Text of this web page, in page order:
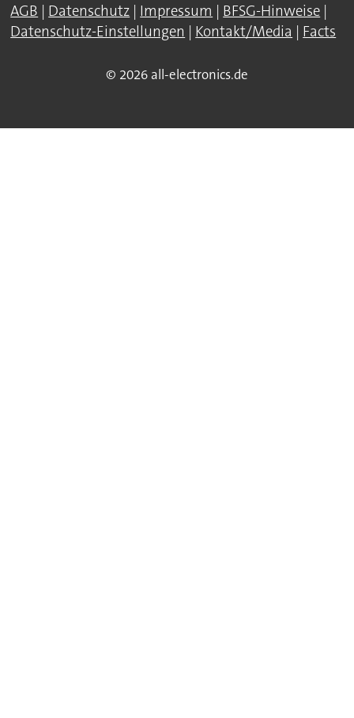
AGB | Datenschutz | Impressum | BFSG-Hinweise |
Datenschutz-Einstellungen | Kontakt/Media | Facts
© 2026 all-electronics.de